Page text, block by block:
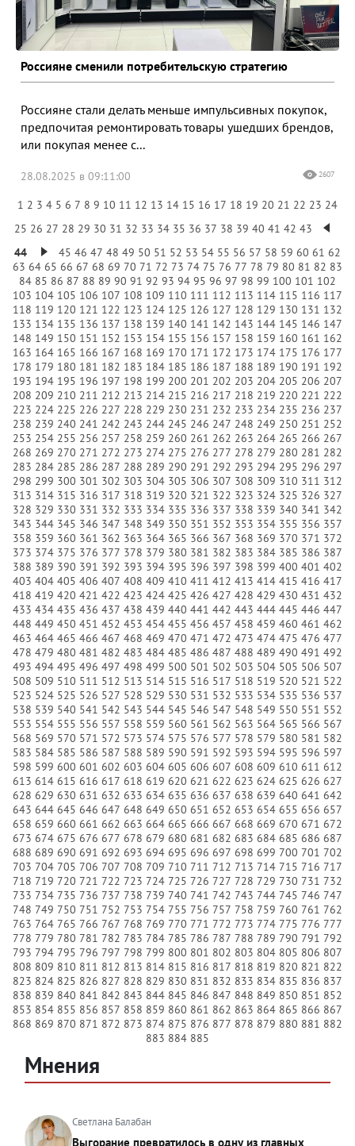
Россияне сменили потребительскую стратегию
Россияне стали делать меньше импульсивных покупок,
предпочитая ремонтировать товары ушедших брендов,
или покупая менее с...
28.08.2025 в 09:11:00 2607
1 2 3 4 5 6 7 8 9 10 11 12 13 14 15 16 17 18 19 20 21 22 23 24
25 26 27 28 29 30 31 32 33 34 35 36 37 38 39 40 41 42 43
44
45 46 47 48 49 50 51 52 53 54 55 56 57 58 59 60 61 62
63 64 65 66 67 68 69 70 71 72 73 74 75 76 77 78 79 80 81 82 83
84 85 86 87 88 89 90 91 92 93 94 95 96 97 98 99 100 101 102
103 104 105 106 107 108 109 110 111 112 113 114 115 116 117
118 119 120 121 122 123 124 125 126 127 128 129 130 131 132
133 134 135 136 137 138 139 140 141 142 143 144 145 146 147
148 149 150 151 152 153 154 155 156 157 158 159 160 161 162
163 164 165 166 167 168 169 170 171 172 173 174 175 176 177
178 179 180 181 182 183 184 185 186 187 188 189 190 191 192
193 194 195 196 197 198 199 200 201 202 203 204 205 206 207
208 209 210 211 212 213 214 215 216 217 218 219 220 221 222
223 224 225 226 227 228 229 230 231 232 233 234 235 236 237
238 239 240 241 242 243 244 245 246 247 248 249 250 251 252
253 254 255 256 257 258 259 260 261 262 263 264 265 266 267
268 269 270 271 272 273 274 275 276 277 278 279 280 281 282
283 284 285 286 287 288 289 290 291 292 293 294 295 296 297
298 299 300 301 302 303 304 305 306 307 308 309 310 311 312
313 314 315 316 317 318 319 320 321 322 323 324 325 326 327
328 329 330 331 332 333 334 335 336 337 338 339 340 341 342
343 344 345 346 347 348 349 350 351 352 353 354 355 356 357
358 359 360 361 362 363 364 365 366 367 368 369 370 371 372
373 374 375 376 377 378 379 380 381 382 383 384 385 386 387
388 389 390 391 392 393 394 395 396 397 398 399 400 401 402
403 404 405 406 407 408 409 410 411 412 413 414 415 416 417
418 419 420 421 422 423 424 425 426 427 428 429 430 431 432
433 434 435 436 437 438 439 440 441 442 443 444 445 446 447
448 449 450 451 452 453 454 455 456 457 458 459 460 461 462
463 464 465 466 467 468 469 470 471 472 473 474 475 476 477
478 479 480 481 482 483 484 485 486 487 488 489 490 491 492
493 494 495 496 497 498 499 500 501 502 503 504 505 506 507
508 509 510 511 512 513 514 515 516 517 518 519 520 521 522
523 524 525 526 527 528 529 530 531 532 533 534 535 536 537
538 539 540 541 542 543 544 545 546 547 548 549 550 551 552
553 554 555 556 557 558 559 560 561 562 563 564 565 566 567
568 569 570 571 572 573 574 575 576 577 578 579 580 581 582
583 584 585 586 587 588 589 590 591 592 593 594 595 596 597
598 599 600 601 602 603 604 605 606 607 608 609 610 611 612
613 614 615 616 617 618 619 620 621 622 623 624 625 626 627
628 629 630 631 632 633 634 635 636 637 638 639 640 641 642
643 644 645 646 647 648 649 650 651 652 653 654 655 656 657
658 659 660 661 662 663 664 665 666 667 668 669 670 671 672
673 674 675 676 677 678 679 680 681 682 683 684 685 686 687
688 689 690 691 692 693 694 695 696 697 698 699 700 701 702
703 704 705 706 707 708 709 710 711 712 713 714 715 716 717
718 719 720 721 722 723 724 725 726 727 728 729 730 731 732
733 734 735 736 737 738 739 740 741 742 743 744 745 746 747
748 749 750 751 752 753 754 755 756 757 758 759 760 761 762
763 764 765 766 767 768 769 770 771 772 773 774 775 776 777
778 779 780 781 782 783 784 785 786 787 788 789 790 791 792
793 794 795 796 797 798 799 800 801 802 803 804 805 806 807
808 809 810 811 812 813 814 815 816 817 818 819 820 821 822
823 824 825 826 827 828 829 830 831 832 833 834 835 836 837
838 839 840 841 842 843 844 845 846 847 848 849 850 851 852
853 854 855 856 857 858 859 860 861 862 863 864 865 866 867
868 869 870 871 872 873 874 875 876 877 878 879 880 881 882
883 884 885
Мнения
Светлана Балабан
Выгорание превратилось в одну из главных